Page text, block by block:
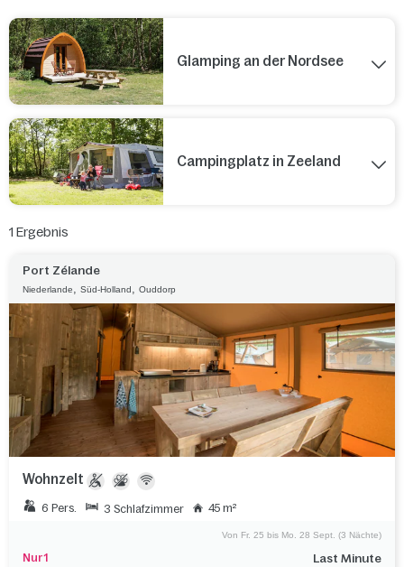
Glamping an der Nordsee
Campingplatz in Zeeland
1 Ergebnis
Port Zélande
Niederlande, Süd-Holland, Ouddorp
Wohnzelt
6 Pers. 3 Schlafzimmer 45 m²
Nur 1 Last Minute
Von Fr. 25 bis Mo. 28 Sept. (3 Nächte)